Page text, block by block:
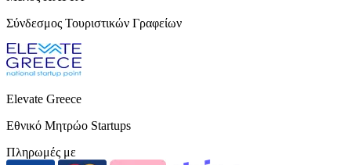
Σύνδεσμος Τουριστικών Γραφείων
Elevate Greece
Εθνικό Μητρώο Startups
Πληρωμές με